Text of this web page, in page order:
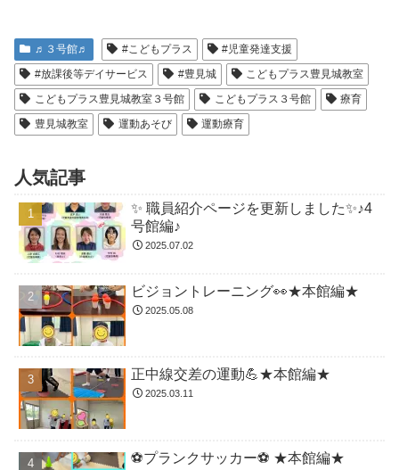
♬３号館♬ #こどもプラス
#児童発達支援
#放課後等デイサービス
#豊見城
こどもプラス豊見城教室
こどもプラス豊見城教室３号館
こどもプラス３号館
療育
豊見城教室
運動あそび 運動療育
人気記事
✨ 職員紹介ページを更新しました✨♪4
号館編♪
2025.07.02
ビジョントレーニング👀★本館編★
2025.05.08
正中線交差の運動💪★本館編★
2025.03.11
⚽️プランクサッカー⚽️ ★本館編★